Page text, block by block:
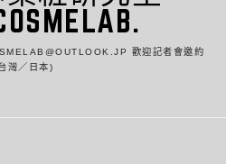
歡迎記者會邀約
灣／日本)